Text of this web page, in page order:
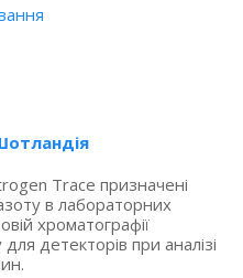
Trace призначені
в лабораторних
хроматографії
детекторів при аналізі